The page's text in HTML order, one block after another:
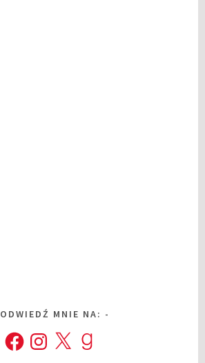
ODWIEDŹ MNIE NA:
FacebookInstagram
X Goodreads